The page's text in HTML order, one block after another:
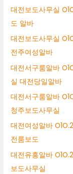
대전보도사무실
도 알바
대전보도사무실
전주여성알바
대전서구룸알바
실 대전당일알바
대전서구룸알바
청주보도사무실
대전여성알바
전룸보도
대전유흥알바
보도사무실